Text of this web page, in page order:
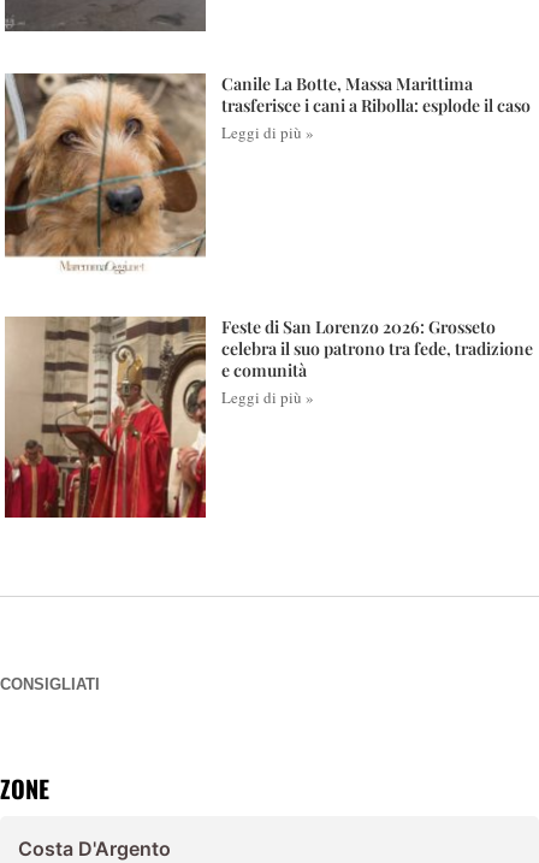
Canile La Botte, Massa Marittima
trasferisce i cani a Ribolla: esplode il caso
Leggi di più »
Feste di San Lorenzo 2026: Grosseto
celebra il suo patrono tra fede, tradizione
e comunità
Leggi di più »
CONSIGLIATI
ZONE
Costa D'Argento